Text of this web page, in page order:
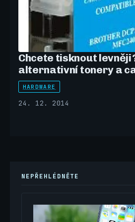
Chcete tisknout
alternativní tonery a
HARDWARE
24. 12. 2014
NEPŘEHLÉDNĚTE